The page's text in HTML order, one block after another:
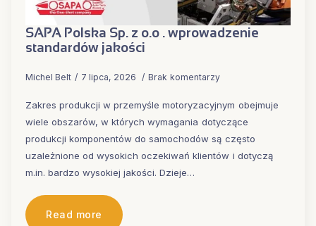
SAPA Polska Sp. z o.o . wprowadzenie
standardów jakości
Michel Belt 7 lipca, 2026 Brak komentarzy
Zakres produkcji w przemyśle motoryzacyjnym obejmuje
wiele obszarów, w których wymagania dotyczące
produkcji komponentów do samochodów są często
uzależnione od wysokich oczekiwań klientów i dotyczą
m.in. bardzo wysokiej jakości. Dzieje…
Read more